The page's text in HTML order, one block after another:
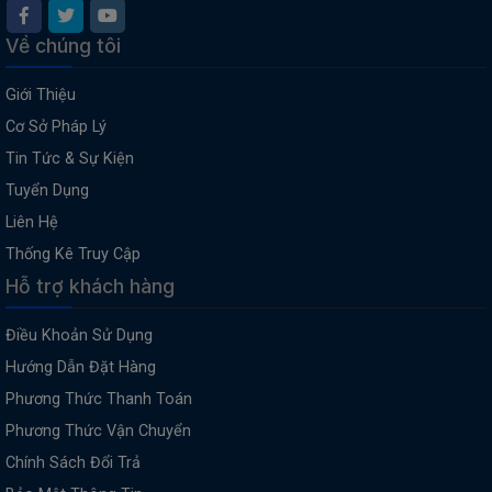
Về chúng tôi
Giới Thiệu
Cơ Sở Pháp Lý
Tin Tức & Sự Kiện
Tuyển Dụng
Liên Hệ
Thống Kê Truy Cập
Hỗ trợ khách hàng
Điều Khoản Sử Dụng
Hướng Dẫn Đặt Hàng
Phương Thức Thanh Toán
Phương Thức Vận Chuyển
Chính Sách Đổi Trả